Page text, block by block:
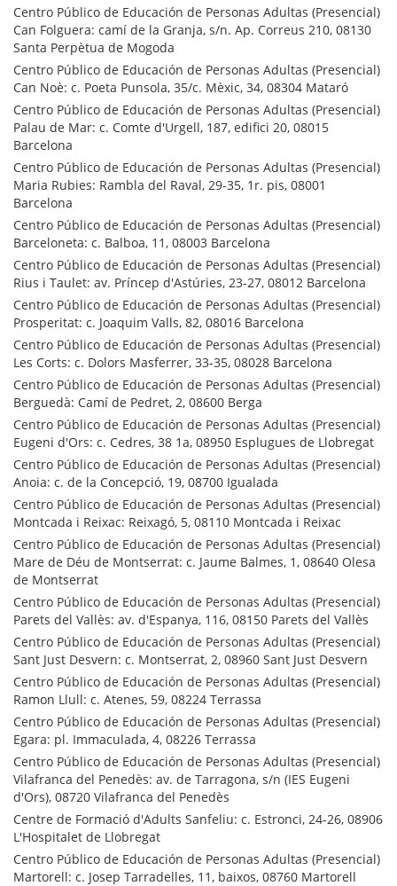
Centro Público de Educación de Personas Adultas (Presencial)
Can Folguera: camí de la Granja, s/n. Ap. Correus 210, 08130
Santa Perpètua de Mogoda
Centro Público de Educación de Personas Adultas (Presencial)
Can Noè: c. Poeta Punsola, 35/c. Mèxic, 34, 08304 Mataró
Centro Público de Educación de Personas Adultas (Presencial)
Palau de Mar: c. Comte d'Urgell, 187, edifici 20, 08015
Barcelona
Centro Público de Educación de Personas Adultas (Presencial)
Maria Rubies: Rambla del Raval, 29-35, 1r. pis, 08001
Barcelona
Centro Público de Educación de Personas Adultas (Presencial)
Barceloneta: c. Balboa, 11, 08003 Barcelona
Centro Público de Educación de Personas Adultas (Presencial)
Rius i Taulet: av. Príncep d'Astúries, 23-27, 08012 Barcelona
Centro Público de Educación de Personas Adultas (Presencial)
Prosperitat: c. Joaquim Valls, 82, 08016 Barcelona
Centro Público de Educación de Personas Adultas (Presencial)
Les Corts: c. Dolors Masferrer, 33-35, 08028 Barcelona
Centro Público de Educación de Personas Adultas (Presencial)
Berguedà: Camí de Pedret, 2, 08600 Berga
Centro Público de Educación de Personas Adultas (Presencial)
Eugeni d'Ors: c. Cedres, 38 1a, 08950 Esplugues de Llobregat
Centro Público de Educación de Personas Adultas (Presencial)
Anoia: c. de la Concepció, 19, 08700 Igualada
Centro Público de Educación de Personas Adultas (Presencial)
Montcada i Reixac: Reixagó, 5, 08110 Montcada i Reixac
Centro Público de Educación de Personas Adultas (Presencial)
Mare de Déu de Montserrat: c. Jaume Balmes, 1, 08640 Olesa
de Montserrat
Centro Público de Educación de Personas Adultas (Presencial)
Parets del Vallès: av. d'Espanya, 116, 08150 Parets del Vallès
Centro Público de Educación de Personas Adultas (Presencial)
Sant Just Desvern: c. Montserrat, 2, 08960 Sant Just Desvern
Centro Público de Educación de Personas Adultas (Presencial)
Ramon Llull: c. Atenes, 59, 08224 Terrassa
Centro Público de Educación de Personas Adultas (Presencial)
Egara: pl. Immaculada, 4, 08226 Terrassa
Centro Público de Educación de Personas Adultas (Presencial)
Vilafranca del Penedès: av. de Tarragona, s/n (IES Eugeni
d'Ors), 08720 Vilafranca del Penedès
Centre de Formació d'Adults Sanfeliu: c. Estronci, 24-26, 08906
L'Hospitalet de Llobregat
Centro Público de Educación de Personas Adultas (Presencial)
Martorell: c. Josep Tarradelles, 11, baixos, 08760 Martorell